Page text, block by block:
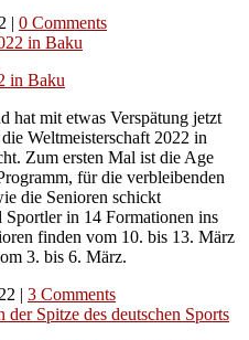
| 0 Comments
in Baku
hat mit etwas Verspätung jetzt
Weltmeisterschaft 2022 in
Zum ersten Mal ist die Age
für die verbleibenden
die Senioren schickt
in 14 Formationen ins
finden vom 10. bis 13. März
3. bis 6. März.
| 3 Comments